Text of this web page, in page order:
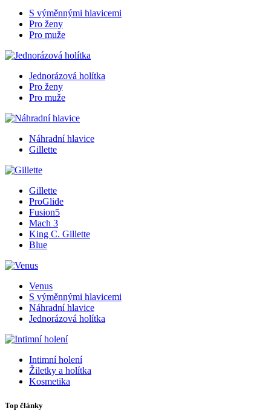
S výměnnými hlavicemi
Pro ženy
Pro muže
Jednorázová holítka
Pro ženy
Pro muže
Náhradní hlavice
Gillette
Gillette
ProGlide
Fusion5
Mach 3
King C. Gillette
Blue
Venus
S výměnnými hlavicemi
Náhradní hlavice
Jednorázová holítka
Intimní holení
Žiletky a holítka
Kosmetika
Top články